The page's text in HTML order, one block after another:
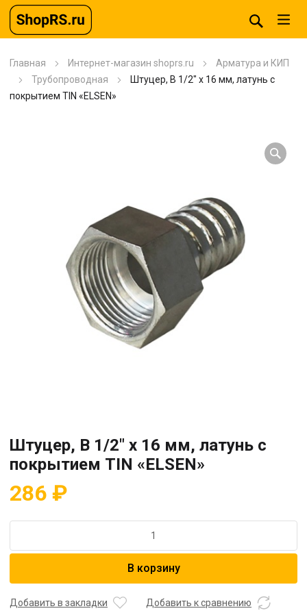
Главная Интернет-магазин shoprs.ru
Арматура и КИП
Трубопроводная
Штуцер, В 1/2″ х 16 мм, латунь с
покрытием TIN «ELSEN»
Штуцер, В 1/2″ х 16 мм, латунь с
покрытием TIN «ELSEN»
286 ₽
Штуцер,
х
В корзину
Добавить в закладки Добавить к сравнению